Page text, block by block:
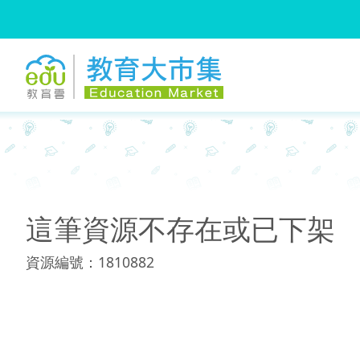
:::
這筆資源不存在或已下架
資源編號：1810882